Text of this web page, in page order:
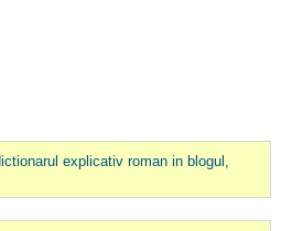
explicativ roman in blogul,